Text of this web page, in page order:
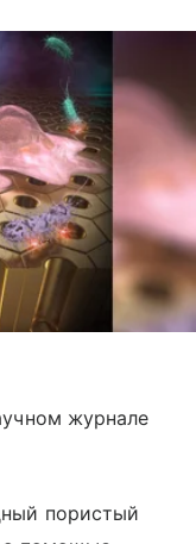
журнале
пористый